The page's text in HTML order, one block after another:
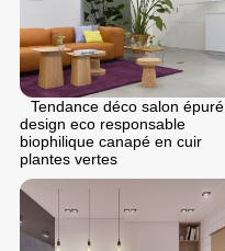
Tendance déco salon épuré
design eco responsable
biophilique canapé en cuir
plantes vertes